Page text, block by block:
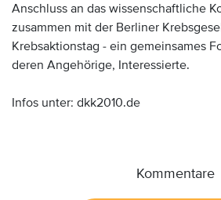
Anschluss an das wissenschaftliche
zusammen mit der Berliner
Krebsaktionstag - ein gemeinsames
deren Angehörige, Interessierte.
Infos unter: dkk2010.de
Kommentare